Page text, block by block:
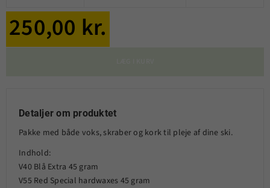
250,00 kr.
Detaljer om produktet
Pakke med både voks, skraber og kork til pleje af dine ski.
Indhold:
V40 Blå Extra 45 gram
V55 Red Special hardwaxes 45 gram